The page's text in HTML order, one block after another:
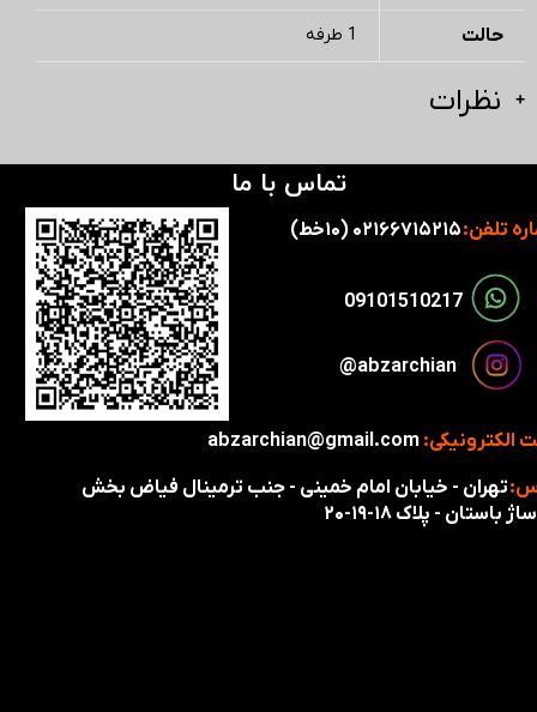
حالت 1 طرفه
نظرات
تماس با ما
تلفن:
تهران - خیابان امام خمینی - جنب ترمینال فیاض بخش
باستان - پلاک ۱۸-۱۹-۲۰
الکترونیکی: abzarchian@gmail.com
​​09101510217​​​​​​​
​​​abzarchian@